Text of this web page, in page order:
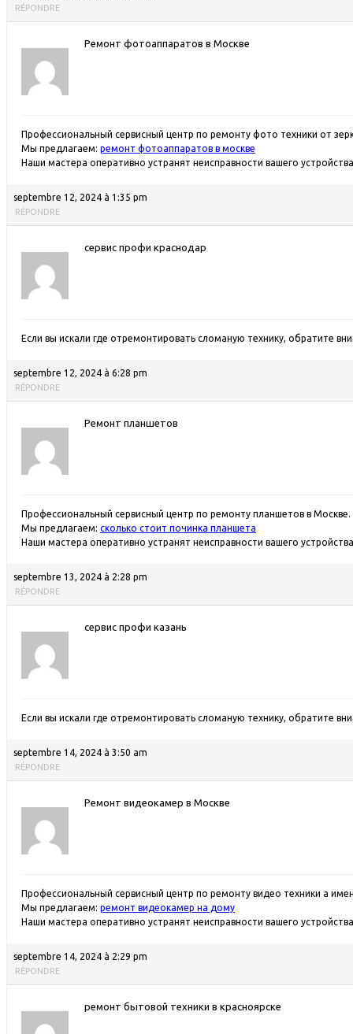
RÉPONDRE
Ремонт фотоаппаратов в Москве
Профессиональный сервисный центр по ремонту фото техники от
Мы предлагаем: ремонт фотоаппаратов в москве
Наши мастера оперативно устранят неисправности вашего
septembre 12, 2024 à 1:35 pm
RÉPONDRE
сервис профи краснодар
Если вы искали где отремонтировать сломаную технику, обратите
septembre 12, 2024 à 6:28 pm
RÉPONDRE
Ремонт планшетов
Профессиональный сервисный центр по ремонту планшетов в Москве.
Мы предлагаем: сколько стоит починка планшета
Наши мастера оперативно устранят неисправности вашего
septembre 13, 2024 à 2:28 pm
RÉPONDRE
сервис профи казань
Если вы искали где отремонтировать сломаную технику, обратите
septembre 14, 2024 à 3:50 am
RÉPONDRE
Ремонт видеокамер в Москве
Профессиональный сервисный центр по ремонту видео техники а
Мы предлагаем: ремонт видеокамер на дому
Наши мастера оперативно устранят неисправности вашего
septembre 14, 2024 à 2:29 pm
RÉPONDRE
ремонт бытовой техники в красноярске